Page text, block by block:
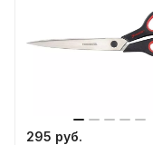
295 руб.